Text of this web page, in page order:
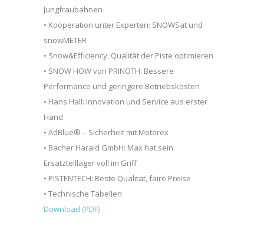
Jungfraubahnen
• Kooperation unter Experten: SNOWSat und
snowMETER
• Snow&Efficiency: Qualität der Piste optimieren
• SNOW HOW von PRINOTH: Bessere
Performance und geringere Betriebskosten
• Hans Hall: Innovation und Service aus erster
Hand
• AdBlue® – Sicherheit mit Motorex
• Bacher Harald GmbH: Max hat sein
Ersatzteillager voll im Griff
• PISTENTECH: Beste Qualität, faire Preise
• Technische Tabellen
Download (PDF)